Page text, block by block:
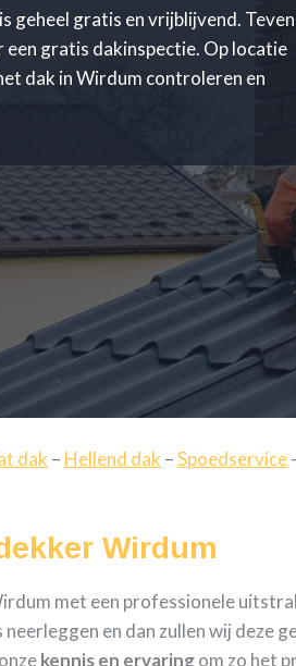
geheel gratis en vrijblijvend.
een gratis dakinspectie. Op locatie
dak in Wirdum controleren en
dak – Hellend dak –Spoedservice
Wirdum
met een professionele
neerleggen en dan zullen wij deze
kennis en ervaringom zo het